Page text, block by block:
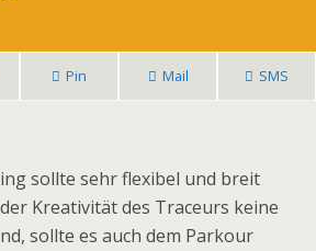
Pin Mail SMS
sollte sehr flexibel und breit
Kreativität des Traceurs keine
sollte es auch dem Parkour